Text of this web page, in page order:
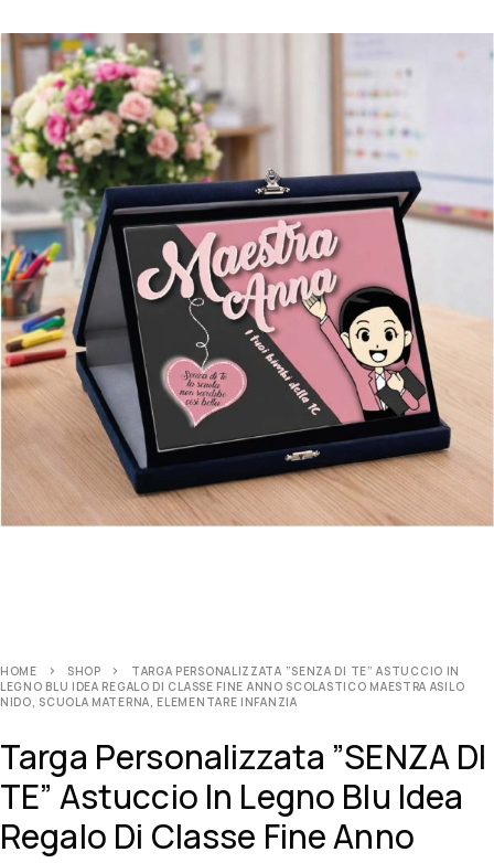
HOME SHOP
TARGA PERSONALIZZATA ”SENZA DI TE” ASTUCCIO IN
LEGNO BLU IDEA REGALO DI CLASSE FINE ANNO SCOLASTICO MAESTRA ASILO
NIDO, SCUOLA MATERNA, ELEMENTARE INFANZIA
Targa Personalizzata ”SENZA DI
TE” Astuccio In Legno Blu Idea
Regalo Di Classe Fine Anno